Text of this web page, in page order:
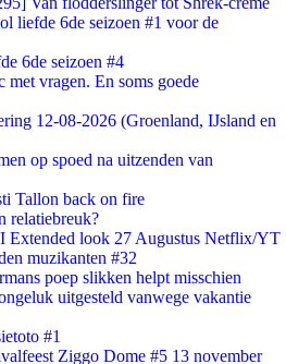
liefde 6de seizoen #1 voor de
6de seizoen #4
vragen. En soms goede
12-08-2026 (Groenland, IJsland en
op spoed na uitzenden van
Tallon back on fire
relatiebreuk?
look 27 Augustus Netflix/YT
muzikanten #32
poep slikken helpt misschien
uitgesteld vanwege vakantie
#1
Ziggo Dome #5 13 november